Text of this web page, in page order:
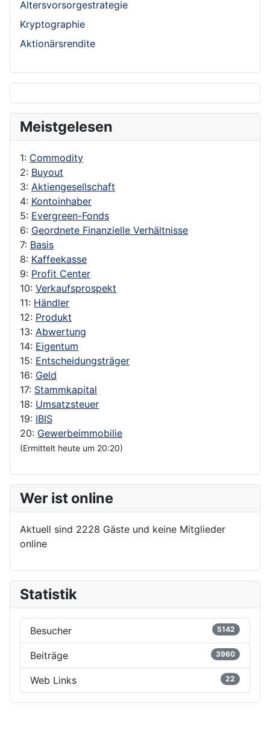
Altersvorsorgestrategie
Kryptographie
Aktionärsrendite
Meistgelesen
1: Commodity
2: Buyout
3: Aktiengesellschaft
4: Kontoinhaber
5: Evergreen-Fonds
6: Geordnete Finanzielle Verhältnisse
7: Basis
8: Kaffeekasse
9: Profit Center
10: Verkaufsprospekt
11: Händler
12: Produkt
13: Abwertung
14: Eigentum
15: Entscheidungsträger
16: Geld
17: Stammkapital
18: Umsatzsteuer
19: IBIS
20: Gewerbeimmobilie
(Ermittelt heute um 20:20)
Wer ist online
Aktuell sind 2228 Gäste und keine Mitglieder
online
Statistik
Besucher 5142
Beiträge 3960
Web Links 22